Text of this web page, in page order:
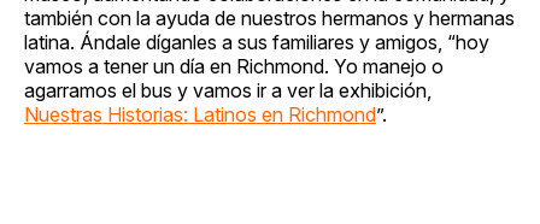
también con la ayuda de nuestros hermanos y hermanas
latina. Ándale díganles a sus familiares y amigos, “hoy
vamos a tener un día en Richmond. Yo manejo o
agarramos el bus y vamos ir a ver la exhibición,
Nuestras Historias: Latinos en Richmond”.